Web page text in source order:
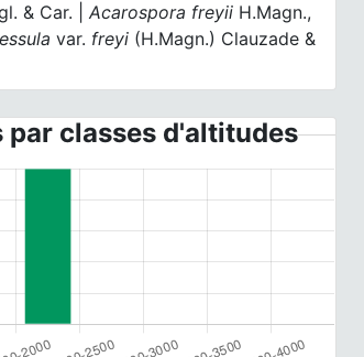
& Car. |Acarospora freyii H.Magn.,
var. freyi (H.Magn.) Clauzade &
par classes d'altitudes